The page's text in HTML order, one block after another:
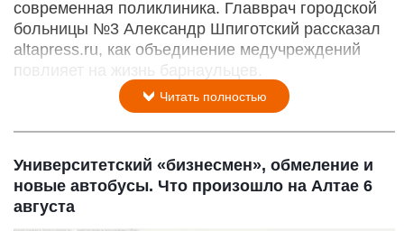
современная поликлиника. Главврач городской
больницы №3 Александр Шпиготский рассказал
altapress.ru, как объединение медучреждений
повлияет на жизнь барнаульцев.
Читать полностью
Университетский «бизнесмен», обмеление и
новые автобусы. Что произошло на Алтае 6
августа